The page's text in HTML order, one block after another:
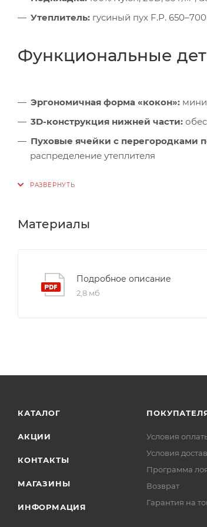
Утеплитель: гусиный пух F.P.
Функциональные
Эргономичная форма «кокон»:
3D-конструкция нижней части:
Пуховые ячейки с перегородками
распределение утеплителя
Теплозащитный воротник:
Внутренний карман:на молнии для
Материалы
Подробное описание
2,8 мб
КАТАЛОГ
АКЦИИ
КОНТАКТЫ
МАГАЗИНЫ
ИНФОРМАЦИЯ
Условия
Условия
Программа
Возврат
Гарантия на